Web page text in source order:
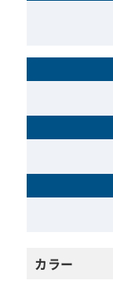
カラー